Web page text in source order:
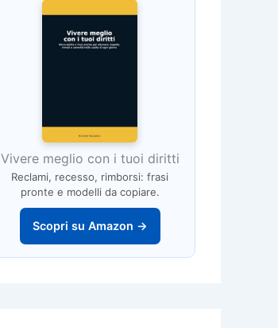
Vivere meglio con i tuoi diritti
Reclami, recesso, rimborsi: frasi
pronte e modelli da copiare.
Scopri su Amazon →